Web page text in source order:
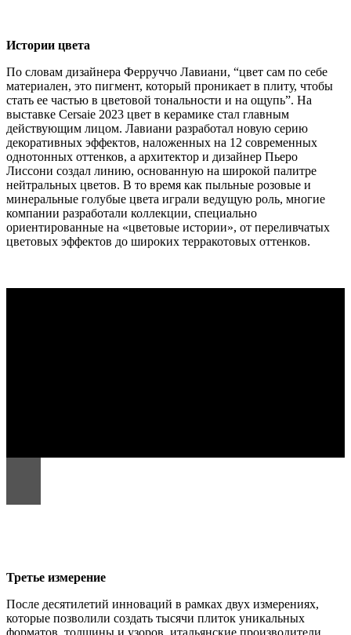
Истории цвета
По словам дизайнера Ферруччо Лавиани, “цвет сам по себе
материален, это пигмент, который проникает в плиту, чтобы
стать ее частью в цветовой тональности и на ощупь”. На
выставке Cersaie 2023 цвет в керамике стал главным
действующим лицом. Лавиани разработал новую серию
декоративных эффектов, наложенных на 12 современных
однотонных оттенков, а архитектор и дизайнер Пьеро
Лиссони создал линию, основанную на широкой палитре
нейтральных цветов. В то время как пыльные розовые и
минеральные голубые цвета играли ведущую роль, многие
компании разработали коллекции, специально
ориентированные на «цветовые истории», от переливчатых
цветовых эффектов до широких терракотовых оттенков.
Третье измерение
После десятилетий инноваций в рамках двух измерениях,
которые позволили создать тысячи плиток уникальных
форматов, толщины и узоров, итальянские производители